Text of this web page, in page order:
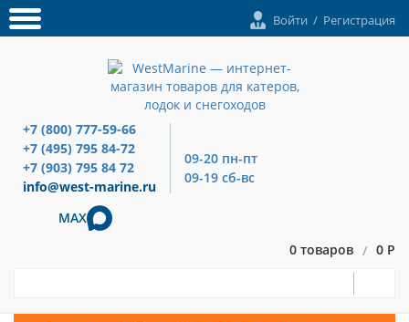
Войти / Регистрация
+7 (800) 777-59-66
+7 (495) 795 84-72
+7 (903) 795 84 72
info@west-marine.ru
09-20 пн-пт
09-19 сб-вс
MAX
0 товаров / 0 Р